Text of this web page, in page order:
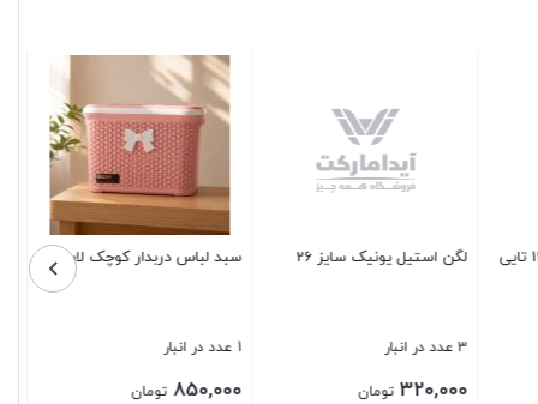
520
2 عدد در انبار
گلدان ارکیده 33 سانت
6 عدد در انبار
400,000